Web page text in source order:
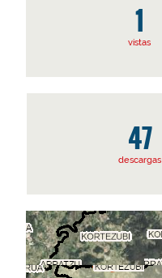
1
vistas
47
descargas